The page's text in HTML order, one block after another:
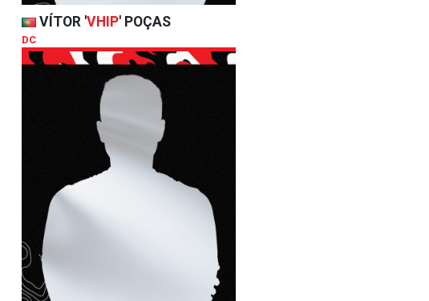
VÍTOR 'VHIP' POÇAS
DC